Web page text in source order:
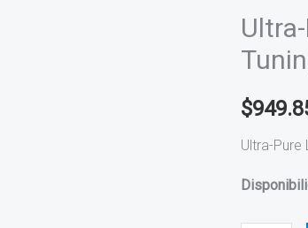
$
Ultra-Pure
Light
Tuning,
de
4oz
LIGHT-